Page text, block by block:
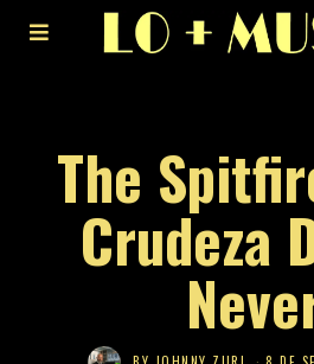
The
Crudeza